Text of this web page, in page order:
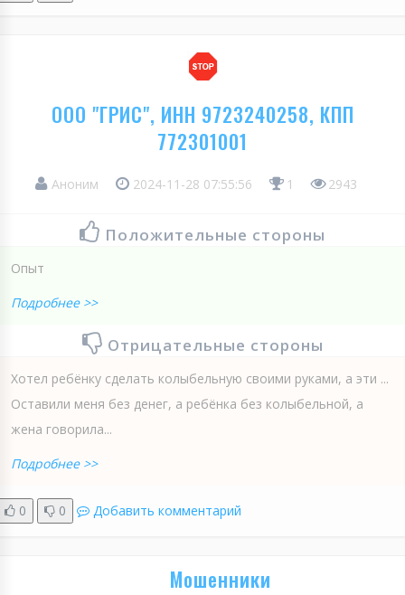
ООО "ГРИС", ИНН 9723240258, КПП
772301001
Аноним 2024-11-28 07:55:56 1 2943
Положительные стороны
Опыт
Подробнее >>
Отрицательные стороны
Хотел ребёнку сделать колыбельную своими руками, а эти ...
Оставили меня без денег, а ребёнка без колыбельной, а
жена говорила...
Подробнее >>
0 0 Добавить комментарий
Мошенники